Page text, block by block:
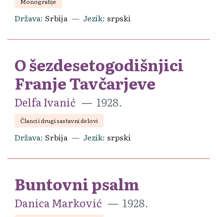
Država Srbija Jezik srpski
O šezdesetogodišnjici
Franje Tavčarjeve
Delfa Ivanić 1928.
Članci i drugi sastavni delovi
Država Srbija Jezik srpski
Buntovni psalm
Danica Marković 1928.